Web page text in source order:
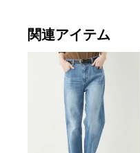
関連アイテム